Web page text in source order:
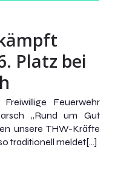
Platz bei
Feuerwehr
„Rund um Gut
unsere THW-Kräfte
traditionell meldet[…]